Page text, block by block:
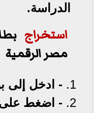
الدراسة.
استخراج
مصر الرقمية
- ادخل إلى
- اضغط